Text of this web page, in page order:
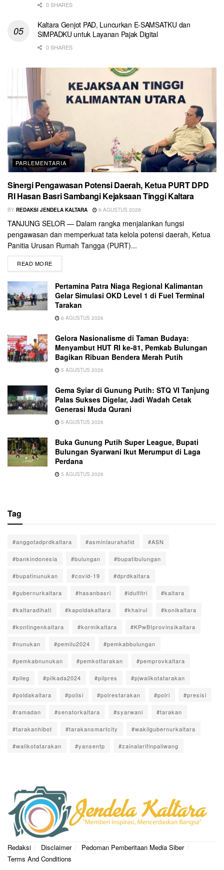
0 SHARES
Kaltara Genjot PAD, Luncurkan E-SAMSATKU dan
SIMPADKU untuk Layanan Pajak Digital
0 SHARES
PARLEMENTARIA
Sinergi Pengawasan Potensi Daerah, Ketua PURT DPD
RI Hasan Basri Sambangi Kejaksaan Tinggi Kaltara
BY REDAKSI JENDELA KALTARA 6 AGUSTUS 2026
TANJUNG SELOR — Dalam rangka menjalankan fungsi
pengawasan dan memperkuat tata kelola potensi daerah, Ketua
Panitia Urusan Rumah Tangga (PURT)...
READ MORE
Pertamina Patra Niaga Regional Kalimantan
Gelar Simulasi OKD Level 1 di Fuel Terminal
Tarakan
6 AGUSTUS 2026
Gelora Nasionalisme di Taman Budaya:
Menyambut HUT RI ke-81, Pemkab Bulungan
Bagikan Ribuan Bendera Merah Putih
5 AGUSTUS 2026
Gema Syiar di Gunung Putih: STQ VI Tanjung
Palas Sukses Digelar, Jadi Wadah Cetak
Generasi Muda Qurani
5 AGUSTUS 2026
Buka Gunung Putih Super League, Bupati
Bulungan Syarwani Ikut Merumput di Laga
Perdana
5 AGUSTUS 2026
Tag
#anggotadprdkaltara #asminlaurahafid #ASN
#bankindonesia #bulungan #bupatibulungan
#bupatinunukan #covid-19 #dprdkaltara
#gubernurkaltara #hasanbasri #idulfitri #kaltara
#kaltaradihati #kapoldakaltara #khairul #konikaltara
#kontingenkaltara #kormikaltara #KPwBIprovinsikaltara
#nunukan #pemilu2024 #pemkabbulungan
#pemkabnunukan #pemkottarakan #pemprovkaltara
#pileg #pilkada2024 #pilpres #pjwalikotatarakan
#poldakaltara #polisi #polrestarakan #polri #presisi
#ramadan #senatorkaltara #syarwani #tarakan
#tarakanhibot #tarakansmartcity #wakilgubernurkaltara
#walikotatarakan #yansentp #zainalarifinpaliwang
Redaksi Disclaimer
Pedoman Pemberitaan Media Siber
Terms And Conditions